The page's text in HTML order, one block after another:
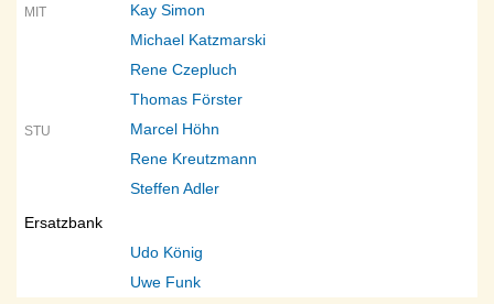
MIT
Kay Simon
Michael Katzmarski
Rene Czepluch
Thomas Förster
STU
Marcel Höhn
Rene Kreutzmann
Steffen Adler
Ersatzbank
Udo König
Uwe Funk